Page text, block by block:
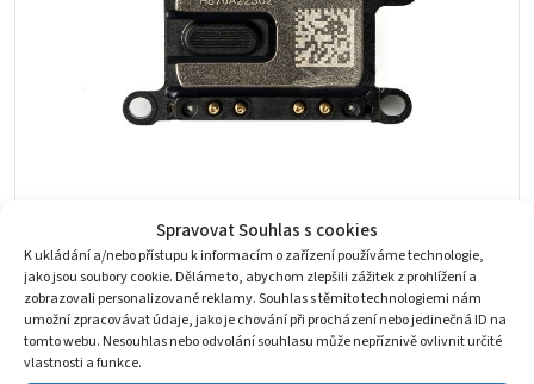
Spravovat Souhlas s cookies
K ukládání a/nebo přístupu k informacím o zařízení používáme technologie,
jako jsou soubory cookie. Děláme to, abychom zlepšili zážitek z prohlížení a
zobrazovali personalizované reklamy. Souhlas s těmito technologiemi nám
umožní zpracovávat údaje, jako je chování při procházení nebo jedinečná ID na
tomto webu. Nesouhlas nebo odvolání souhlasu může nepříznivě ovlivnit určité
vlastnosti a funkce.
Apple iPhone 7 sluchátko/horní reproduktor
iPhone 7
98Kč
Skladem 1 ks